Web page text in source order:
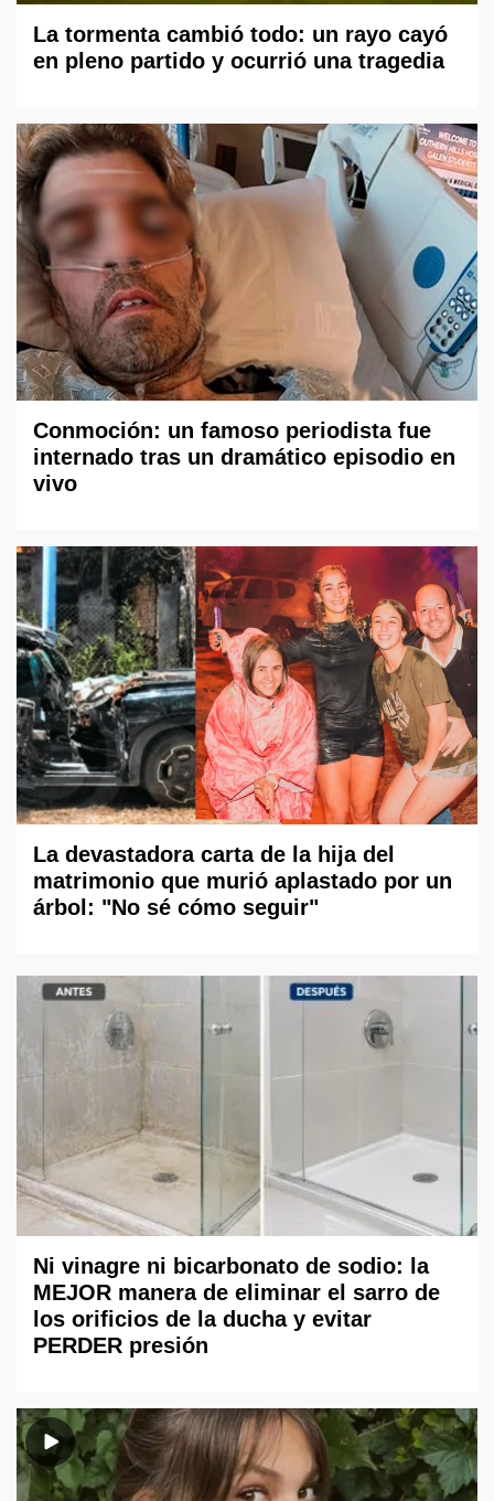
La tormenta cambió todo: un rayo cayó
en pleno partido y ocurrió una tragedia
Conmoción: un famoso periodista fue
internado tras un dramático episodio en
vivo
La devastadora carta de la hija del
matrimonio que murió aplastado por un
árbol: "No sé cómo seguir"
Ni vinagre ni bicarbonato de sodio: la
MEJOR manera de eliminar el sarro de
los orificios de la ducha y evitar
PERDER presión